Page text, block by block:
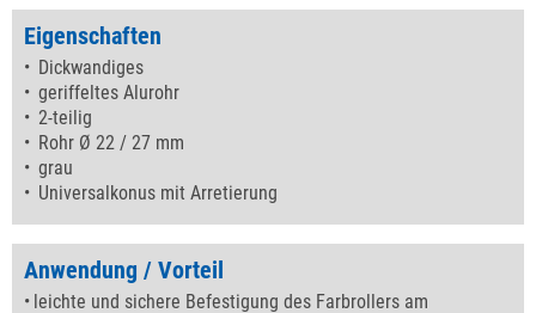
Eigenschaften
Dickwandiges
geriffeltes Alurohr
2-teilig
Rohr Ø 22 / 27 mm
grau
Universalkonus mit Arretierung
Anwendung / Vorteil
leichte und sichere Befestigung des Farbrollers am